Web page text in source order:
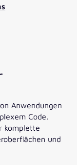
Anwendungen
Code.
komplette
und